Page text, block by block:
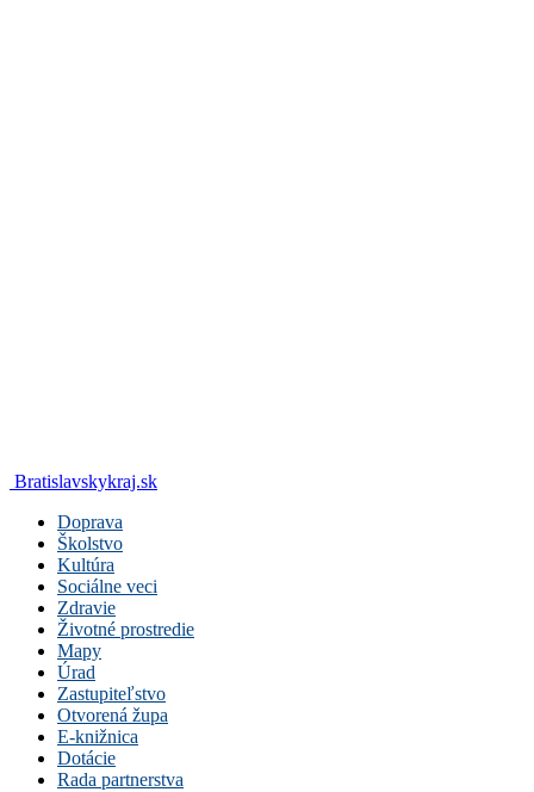
Bratislavskykraj.sk
Doprava
Školstvo
Kultúra
Sociálne veci
Zdravie
Životné prostredie
Mapy
Úrad
Zastupiteľstvo
Otvorená župa
E-knižnica
Dotácie
Rada partnerstva